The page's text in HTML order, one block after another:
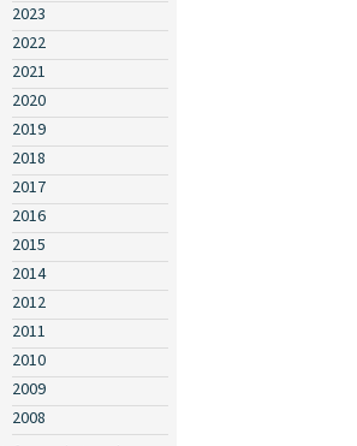
2023
2022
2021
2020
2019
2018
2017
2016
2015
2014
2012
2011
2010
2009
2008